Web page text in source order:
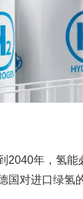
2040年，氢
国对进口绿氢